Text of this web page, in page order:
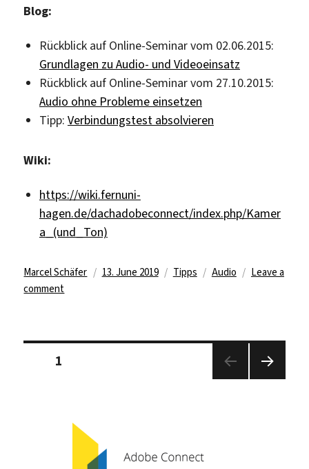
Blog:
Rückblick auf Online-Seminar vom 02.06.2015:
Grundlagen zu Audio- und Videoeinsatz
Rückblick auf Online-Seminar vom 27.10.2015:
Audio ohne Probleme einsetzen
Tipp: Verbindungstest absolvieren
Wiki:
https://wiki.fernuni-
hagen.de/dachadobeconnect/index.php/Kamer
a_(und_Ton)
Author
Marcel Schäfer
Posted
13. June 2019 Categories
Tipps Tags
Audio
Leave a
commenton
Tutorial
Posts
pagination
1